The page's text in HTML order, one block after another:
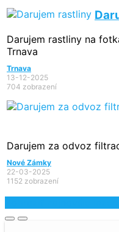
Darujem rastliny na
Trnava
Trnava
13-12-2025
704 zobrazení
Darujem za odvoz
Nové Zámky
22-03-2025
1152 zobrazení